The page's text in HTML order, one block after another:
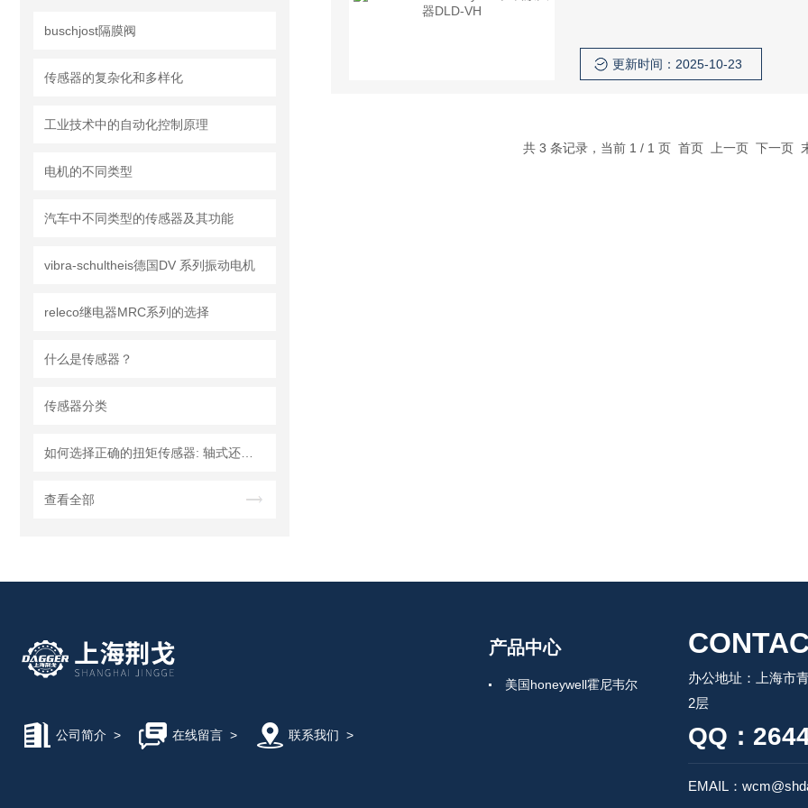
buschjost隔膜阀
传感器的复杂化和多样化
工业技术中的自动化控制原理
电机的不同类型
汽车中不同类型的传感器及其功能
vibra-schultheis德国DV 系列振动电机
releco继电器MRC系列的选择
什么是传感器？
传感器分类
查看全部
更新时间：2025-10-23
共 3 条记录，当前 1 / 1 页 首页 上一页 下一页
公司简介 > 在线留言> 联系我们 >
产品中心
美国honeywell霍尼韦尔
办公地址：上海市
2层
QQ：
EMAIL：